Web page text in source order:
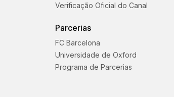
Verificação Oficial do Canal
Parcerias
FC Barcelona
Universidade de Oxford
Programa de Parcerias